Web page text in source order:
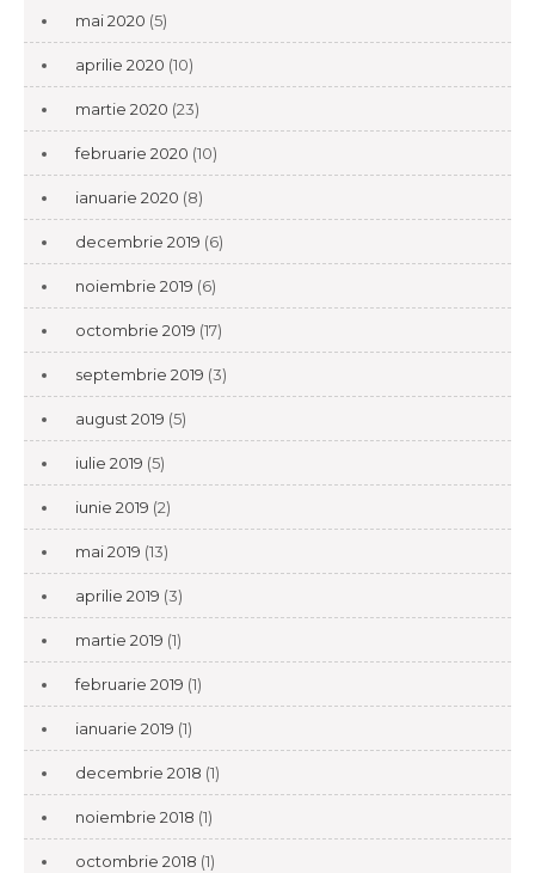
mai 2020 (5)
aprilie 2020 (10)
martie 2020 (23)
februarie 2020 (10)
ianuarie 2020 (8)
decembrie 2019 (6)
noiembrie 2019 (6)
octombrie 2019 (17)
septembrie 2019 (3)
august 2019 (5)
iulie 2019 (5)
iunie 2019 (2)
mai 2019 (13)
aprilie 2019 (3)
martie 2019 (1)
februarie 2019 (1)
ianuarie 2019 (1)
decembrie 2018 (1)
noiembrie 2018 (1)
octombrie 2018 (1)